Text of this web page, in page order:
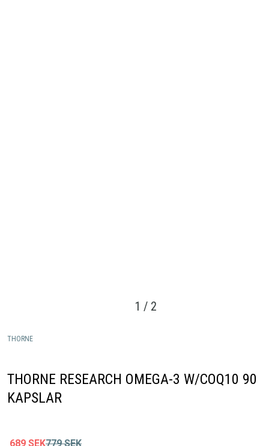
1 / 2
THORNE
THORNE RESEARCH OMEGA-3 W/COQ10 90
KAPSLAR
689 SEK779 SEK